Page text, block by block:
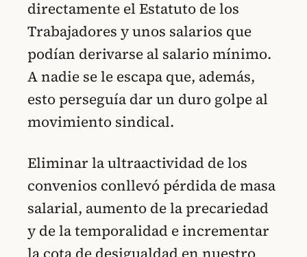
directamente el Estatuto de los
Trabajadores y unos salarios que
podían derivarse al salario mínimo.
A nadie se le escapa que, además,
esto perseguía dar un duro golpe al
movimiento sindical.
Eliminar la ultraactividad de los
convenios conllevó pérdida de masa
salarial, aumento de la precariedad
y de la temporalidad e incrementar